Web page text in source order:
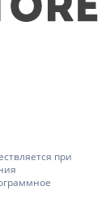
при